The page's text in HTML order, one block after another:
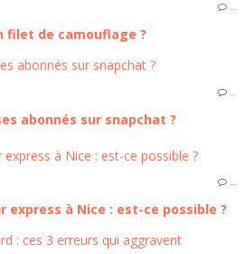
…
filet de camouflage ?
…
abonnés sur snapchat ?
…
express à Nice : est-ce possible ?